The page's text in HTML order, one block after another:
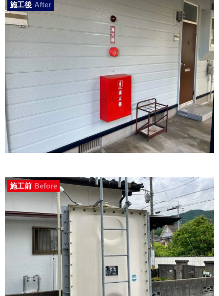
施工後 After
施工前 Before